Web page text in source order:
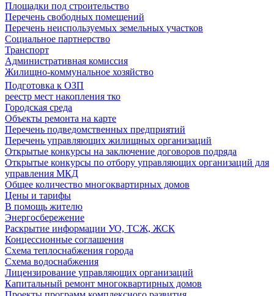
Площадки под строительство
Перечень свободных помещений
Перечень неиспользуемых земельных участков
Социальное партнерство
Транспорт
Административная комиссия
Жилищно-коммунальное хозяйство
Подготовка к ОЗП
реестр мест накопления тко
Городская среда
Объекты ремонта на карте
Перечень подведомственных предприятий
Перечень управляющих жилищных организаций
Открытые конкурсы на заключение договоров подряда
Открытые конкурсы по отбору управляющих организаций для
управления МКД
Общее количество многоквартирных домов
Цены и тарифы
В помощь жителю
Энергосбережение
Раскрытие информации УО, ТСЖ, ЖСК
Концессионные соглашения
Схема теплоснабжения города
Схема водоснабжения
Лицензирование управляющих организаций
Капитальный ремонт многоквартирных домов